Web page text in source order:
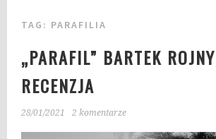
TAG: PARAFILIA
„PARAFIL” BARTEK
RECENZJA
28/01/2021 2 komentarze